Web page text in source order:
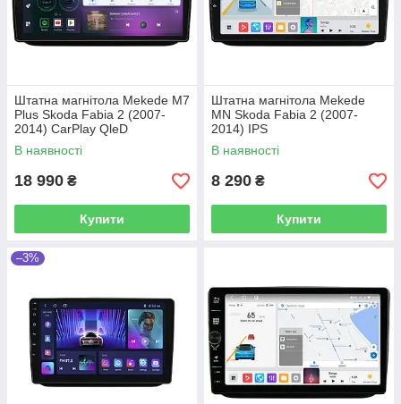
Штатна магнітола Mekede M7
Plus Skoda Fabia 2 (2007-
2014) CarPlay QleD
В наявності
18 990 ₴
Купити
Штатна магнітола Mekede
MN Skoda Fabia 2 (2007-
2014) IPS
В наявності
8 290 ₴
Купити
–3%